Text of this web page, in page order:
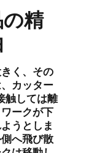
精
く、その
カッター
触しては離
ークが下
うとしま
へ飛び散